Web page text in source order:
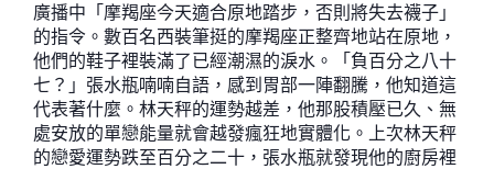
廣播中「摩羯座今天適合原地踏步，否則將失去襪子」
的指令。數百名西裝筆挺的摩羯座正整齊地站在原地，
他們的鞋子裡裝滿了已經潮濕的淚水。「負百分之八十
七？」張水瓶喃喃自語，感到胃部一陣翻騰，他知道這
代表著什麼。林天秤的運勢越差，他那股積壓已久、無
處安放的單戀能量就會越發瘋狂地實體化。上次林天秤
的戀愛運勢跌至百分之二十，張水瓶就發現他的廚房裡